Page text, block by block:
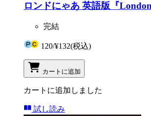
ロンドにゃあ 英語版『
完結
120/¥132(税込)
カートに追加
カートに追加しました
試し読み